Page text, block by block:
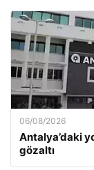
06/08/2026
Antalya’daki
gözaltı